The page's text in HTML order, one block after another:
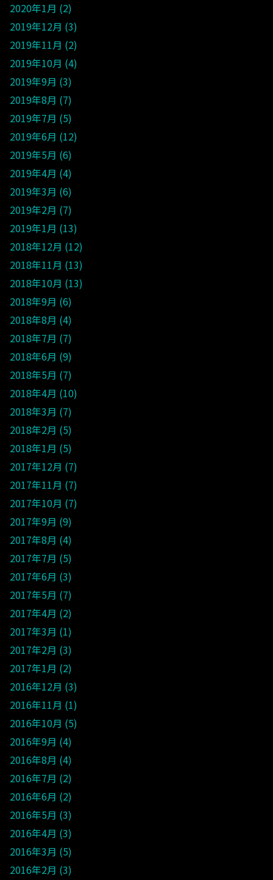
2020年1月 2
2019年12月 3
2019年11月 2
2019年10月 4
2019年9月 3
2019年8月 7
2019年7月 5
2019年6月 12
2019年5月 6
2019年4月 4
2019年3月 6
2019年2月 7
2019年1月 13
2018年12月 12
2018年11月 13
2018年10月 13
2018年9月 6
2018年8月 4
2018年7月 7
2018年6月 9
2018年5月 7
2018年4月 10
2018年3月 7
2018年2月 5
2018年1月 5
2017年12月 7
2017年11月 7
2017年10月 7
2017年9月 9
2017年8月 4
2017年7月 5
2017年6月 3
2017年5月 7
2017年4月 2
2017年3月 1
2017年2月 3
2017年1月 2
2016年12月 3
2016年11月 1
2016年10月 5
2016年9月 4
2016年8月 4
2016年7月 2
2016年6月 2
2016年5月 3
2016年4月 3
2016年3月 5
2016年2月 3